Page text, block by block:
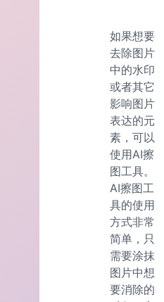
如果想要
去除图片
中的水印
或者其它
影响图片
表达的元
素，可以
使用AI擦
图工具。
AI擦图工
具的使用
方式非常
简单，只
需要涂抹
图片中想
要消除的